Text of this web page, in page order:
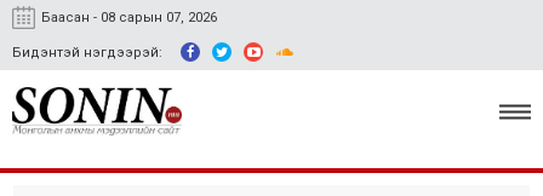
Баасан - 08 сарын 07, 2026
Бидэнтэй нэгдээрэй: